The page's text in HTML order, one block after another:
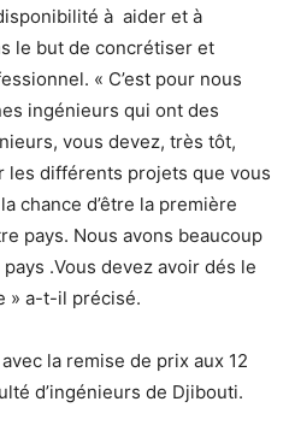
à aider et à
le but de concrétiser et
« C’est pour nous
ingénieurs qui ont des
vous devez, très tôt,
les différents projets que vous
chance d’être la première
pays. Nous avons beaucoup
.Vous devez avoir dés le
» a-t-il précisé.
la remise de prix aux 12
d’ingénieurs de Djibouti.